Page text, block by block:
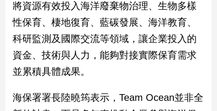
南
台
觀
點
樂
將資源有效投入海洋廢棄物治理、生物多樣
性保育、棲地復育、藍碳發展、海洋教育、
科研監測及國際交流等領域，讓企業投入的
資金、技術與人力，能夠對接實際保育需求
並累積具體成果。
海保署署長陸曉筠表示，Team Ocean並非全